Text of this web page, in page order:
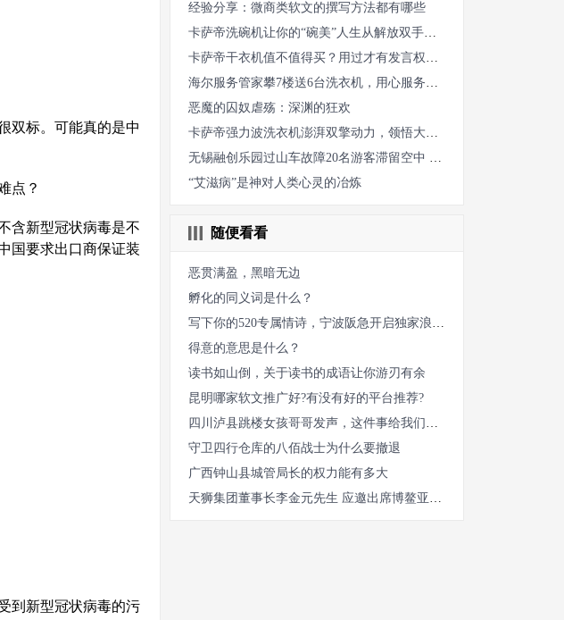
双标。可能真的是中
点？
含新型冠状病毒是不
国要求出口商保证装
到新型冠状病毒的污
经验分享：微商类软文的撰写方法都有哪些
卡萨帝洗碗机让你的“碗美”人生从解放双手开始
卡萨帝干衣机值不值得买？用过才有发言权：洁净除螨，健康一百分
海尔服务管家攀7楼送6台洗衣机，用心服务获用户点赞
恶魔的囚奴虐殇：深渊的狂欢
卡萨帝强力波洗衣机澎湃双擎动力，领悟大势净柔之道
无锡融创乐园过山车故障20名游客滞留空中 后续是怎么解救如何赔
“艾滋病”是神对人类心灵的冶炼
随便看看
恶贯满盈，黑暗无边
孵化的同义词是什么？
写下你的520专属情诗，宁波阪急开启独家浪漫体验
得意的意思是什么？
读书如山倒，关于读书的成语让你游刃有余
昆明哪家软文推广好?有没有好的平台推荐?
四川泸县跳楼女孩哥哥发声，这件事给我们哪些启示
守卫四行仓库的八佰战士为什么要撤退
广西钟山县城管局长的权力能有多大
天狮集团董事长李金元先生 应邀出席博鳌亚洲论坛2022年年会